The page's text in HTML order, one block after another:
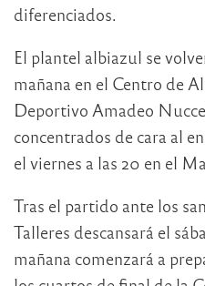
diferenciados.
El plantel albiazul se
mañana en el Centro de
Deportivo Amadeo
concentrados de cara al
el viernes a las 20 en el
Tras el partido ante los
Talleres descansará el
mañana comenzará a